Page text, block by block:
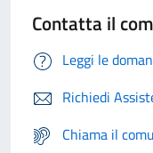
Contatta il
Leggi le
Richiedi
Chiama il